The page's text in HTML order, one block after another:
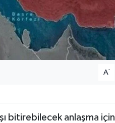
A-
bitirebilecek anlaşma için